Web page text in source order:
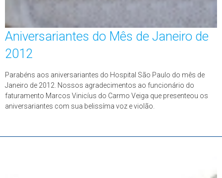
Aniversariantes do Mês de Janeiro de
2012
Parabéns aos aniversariantes do Hospital São Paulo do mês de
Janeiro de 2012. Nossos agradecimentos ao funcionário do
faturamento Marcos Vinicíus do Carmo Veiga que presenteou os
aniversariantes com sua belissíma voz e violão.